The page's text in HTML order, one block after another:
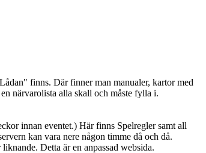
finns. Där finner man manualer, kartor med
närvarolista alla skall och måste fylla i.
innan eventet.) Här finns Spelregler samt all
kan vara nere någon timme då och då.
Detta är en anpassad websida.